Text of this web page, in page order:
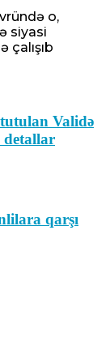
o,
siyasi
çalışıb
Validə
detallar
qarşı